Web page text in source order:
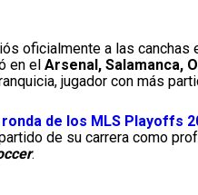
oficialmente a las canchas
en el Arsenal, Salamanca,
jugador con más
de los MLS Playoffs
de su carrera como
.